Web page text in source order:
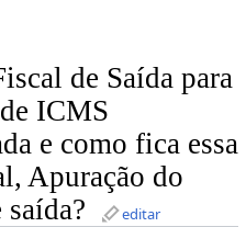
de Saída para
ICMS
e como fica essa
Apuração do
editar